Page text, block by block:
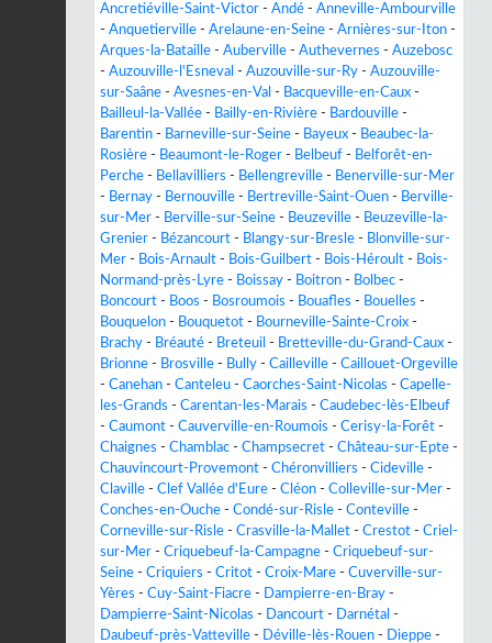
Ancretiéville-Saint-Victor - Andé - Anneville-Ambourville
- Anquetierville - Arelaune-en-Seine - Arnières-sur-Iton -
Arques-la-Bataille - Auberville - Authevernes - Auzebosc
- Auzouville-l'Esneval - Auzouville-sur-Ry - Auzouville-
sur-Saâne - Avesnes-en-Val - Bacqueville-en-Caux -
Bailleul-la-Vallée - Bailly-en-Rivière - Bardouville -
Barentin - Barneville-sur-Seine - Bayeux - Beaubec-la-
Rosière - Beaumont-le-Roger - Belbeuf - Belforêt-en-
Perche - Bellavilliers - Bellengreville - Benerville-sur-Mer
- Bernay - Bernouville - Bertreville-Saint-Ouen - Berville-
sur-Mer - Berville-sur-Seine - Beuzeville - Beuzeville-la-
Grenier - Bézancourt - Blangy-sur-Bresle - Blonville-sur-
Mer - Bois-Arnault - Bois-Guilbert - Bois-Héroult - Bois-
Normand-près-Lyre - Boissay - Boitron - Bolbec -
Boncourt - Boos - Bosroumois - Bouafles - Bouelles -
Bouquelon - Bouquetot - Bourneville-Sainte-Croix -
Brachy - Bréauté - Breteuil - Bretteville-du-Grand-Caux -
Brionne - Brosville - Bully - Cailleville - Caillouet-Orgeville
- Canehan - Canteleu - Caorches-Saint-Nicolas - Capelle-
les-Grands - Carentan-les-Marais - Caudebec-lès-Elbeuf
- Caumont - Cauverville-en-Roumois - Cerisy-la-Forêt -
Chaignes - Chamblac - Champsecret - Château-sur-Epte -
Chauvincourt-Provemont - Chéronvilliers - Cideville -
Claville - Clef Vallée d'Eure - Cléon - Colleville-sur-Mer -
Conches-en-Ouche - Condé-sur-Risle - Conteville -
Corneville-sur-Risle - Crasville-la-Mallet - Crestot - Criel-
sur-Mer - Criquebeuf-la-Campagne - Criquebeuf-sur-
Seine - Criquiers - Critot - Croix-Mare - Cuverville-sur-
Yères - Cuy-Saint-Fiacre - Dampierre-en-Bray -
Dampierre-Saint-Nicolas - Dancourt - Darnétal -
Daubeuf-près-Vatteville - Déville-lès-Rouen - Dieppe -